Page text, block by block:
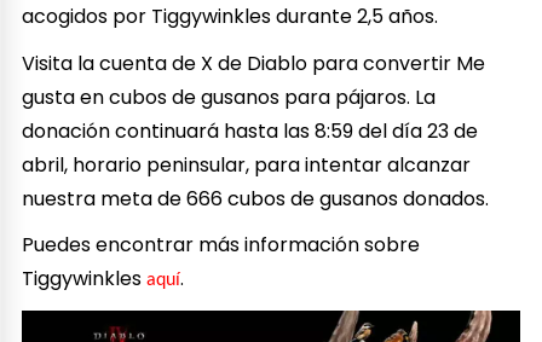
acogidos por Tiggywinkles durante 2,5 años.
Visita la cuenta de X de Diablo para convertir Me
gusta en cubos de gusanos para pájaros. La
donación continuará hasta las 8:59 del día 23 de
abril, horario peninsular, para intentar alcanzar
nuestra meta de 666 cubos de gusanos donados.
Puedes encontrar más información sobre
Tiggywinklesaquí.